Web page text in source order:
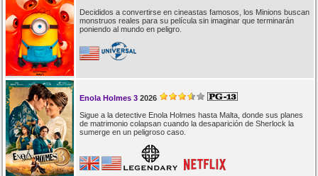
Decididos a convertirse en cineastas famosos, los Minions buscan
monstruos reales para su película sin imaginar que terminarán
poniendo al mundo en peligro.
Enola Holmes 3 2026
Sigue a la detective Enola Holmes hasta Malta, donde sus planes
de matrimonio colapsan cuando la desaparición de Sherlock la
sumerge en un peligroso caso.